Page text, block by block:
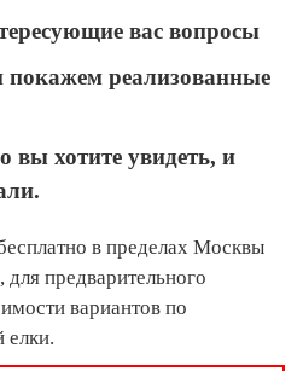
вас вопросы
покажем реализованные
вы хотите увидеть, и
в пределах Москвы
предварительного
вариантов по
елки.